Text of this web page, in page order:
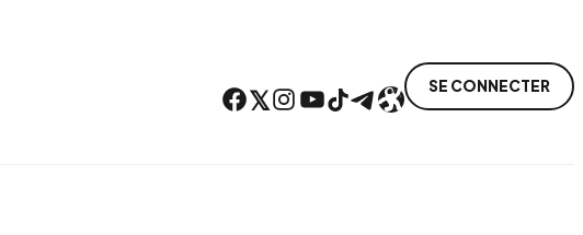
Facebook Twitter Instagram YouTube TikTok TelegramLien SE CONNECTER